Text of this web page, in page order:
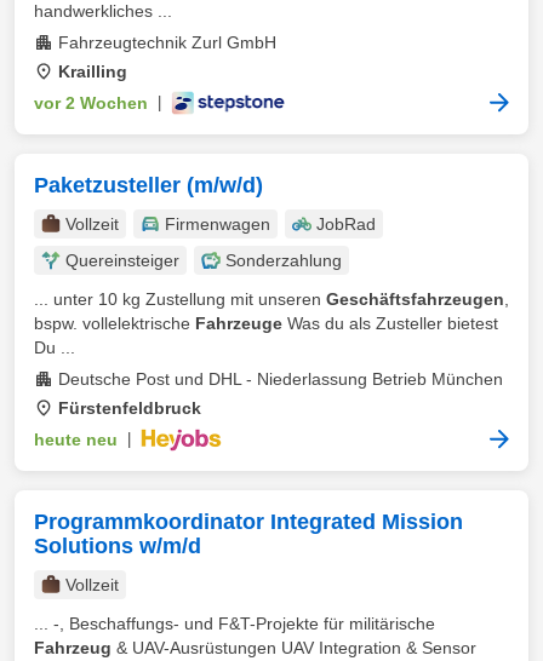
handwerkliches ...
Fahrzeugtechnik Zurl GmbH
Krailling
vor 2 Wochen
Paketzusteller (m/w/d)
Vollzeit Firmenwagen
JobRad
Quereinsteiger
Sonderzahlung
... unter 10 kg Zustellung mit unseren Geschäftsfahrzeugen
bspw. vollelektrische Fahrzeuge Was du als Zusteller bietest
Du ...
Deutsche Post und DHL - Niederlassung Betrieb München
Fürstenfeldbruck
heute neu
Programmkoordinator Integrated Mission
Solutions w/m/d
Vollzeit
... -, Beschaffungs- und F&T-Projekte für militärische
Fahrzeug & UAV-Ausrüstungen UAV Integration & Sensor